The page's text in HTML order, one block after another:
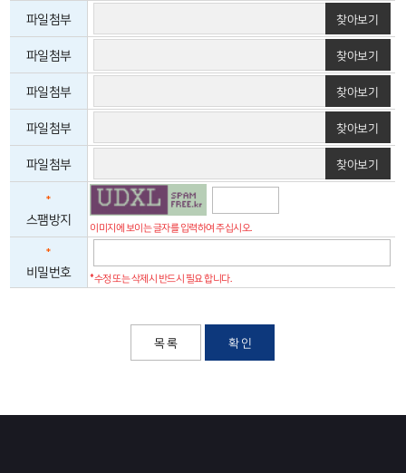
파일첨부 찾아보기
파일첨부 찾아보기
파일첨부 찾아보기
파일첨부 찾아보기
파일첨부 찾아보기
*
스팸방지
이미지에 보이는 글자를 입력하여 주십시오.
*
비밀번호
*수정 또는 삭제시 반드시 필요 합니다.
목 록 확 인